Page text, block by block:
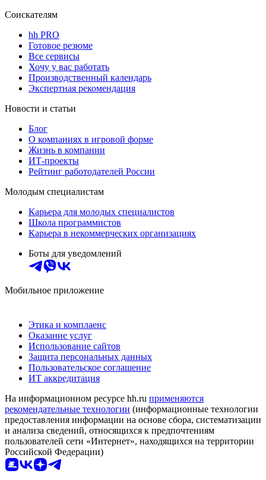
Соискателям
hh PRO
Готовое резюме
Все сервисы
Хочу у вас работать
Производственный календарь
Экспертная рекомендация
Новости и статьи
Блог
О компаниях в игровой форме
Жизнь в компании
ИТ-проекты
Рейтинг работодателей России
Молодым специалистам
Карьера для молодых специалистов
Школа программистов
Карьера в некоммерческих организациях
Боты для уведомлений
Мобильное приложение
Этика и комплаенс
Оказание услуг
Использование сайтов
Защита персональных данных
Пользовательское соглашение
ИТ аккредитация
На информационном ресурсе hh.ru применяются
рекомендательные технологии (информационные технологии
предоставления информации на основе сбора, систематизации
и анализа сведений, относящихся к предпочтениям
пользователей сети «Интернет», находящихся на территории
Российской Федерации)